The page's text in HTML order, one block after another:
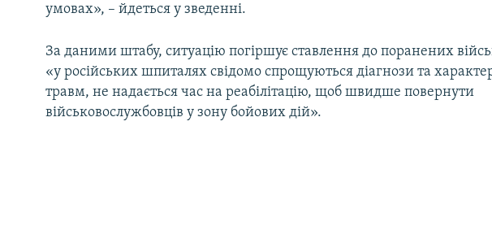
умовах», – йдеться у зведенні.
За даними штабу, ситуацію погіршує ставлення до поранених
«у російських шпиталях свідомо спрощуються діагнози та
травм, не надається час на реабілітацію, щоб швидше повернути
військовослужбовців у зону бойових дій».